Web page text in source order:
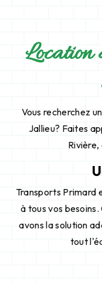
Vous recherchez
Jallieu? Faites
Transports Primard
à tous vos
avons la solution
tout